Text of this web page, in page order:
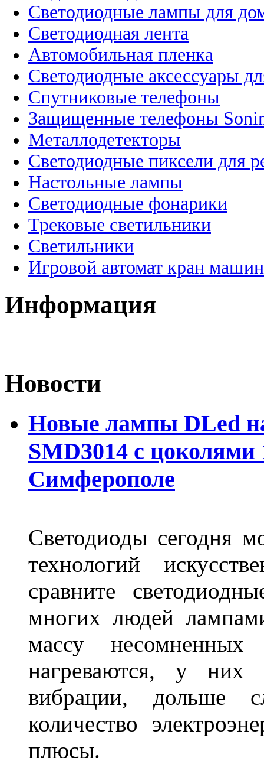
Светодиодные лампы для
Светодиодная лента
Автомобильная пленка
Светодиодные аксессуары
Спутниковые телефоны
Защищенные телефоны
Металлодетекторы
Светодиодные пиксели для
Настольные лампы
Светодиодные фонарики
Трековые светильники
Светильники
Игровой автомат кран
Информация
Новости
Новые лампы DLed
SMD3014 с цоколями
Симферополе
Светодиоды сегодня
технологий
сравните
многих людей
массу
нагреваются, у них
вибрации, дольше
количество
плюсы.